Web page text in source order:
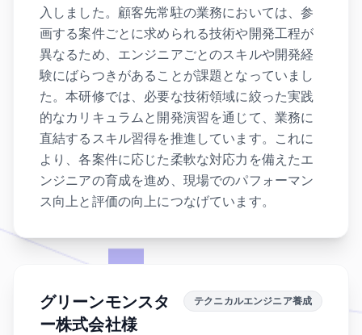
入しました。顧客先常駐の業務においては、参
画する案件ごとに求められる技術や開発工程が
異なるため、エンジニアごとのスキルや開発経
験にばらつきがあることが課題となっていまし
た。本研修では、必要な技術領域に絞った実践
的なカリキュラムと開発演習を通じて、業務に
直結するスキル習得を推進しています。これに
より、各案件に応じた柔軟な対応力を備えたエ
ンジニアの育成を進め、現場でのパフォーマン
ス向上と評価の向上につなげています。
グリーンモンスタ
ー株式会社様
テクニカルエンジニア養成